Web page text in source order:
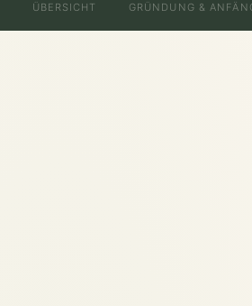
ÜBERSICHT GRÜNDUNG &